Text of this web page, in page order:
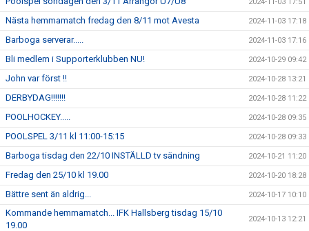
Nästa hemmamatch fredag den 8/11 mot Avesta 2024-11-03 17:18
Barboga serverar..... 2024-11-03 17:16
Bli medlem i Supporterklubben NU! 2024-10-29 09:42
John var först !! 2024-10-28 13:21
DERBYDAG!!!!!!! 2024-10-28 11:22
POOLHOCKEY..... 2024-10-28 09:35
POOLSPEL 3/11 kl 11:00-15:15 2024-10-28 09:33
Barboga tisdag den 22/10 INSTÄLLD tv sändning 2024-10-21 11:20
Fredag den 25/10 kl 19.00 2024-10-20 18:28
Bättre sent än aldrig... 2024-10-17 10:10
Kommande hemmamatch... IFK Hallsberg tisdag 15/10
19.00
2024-10-13 12:21